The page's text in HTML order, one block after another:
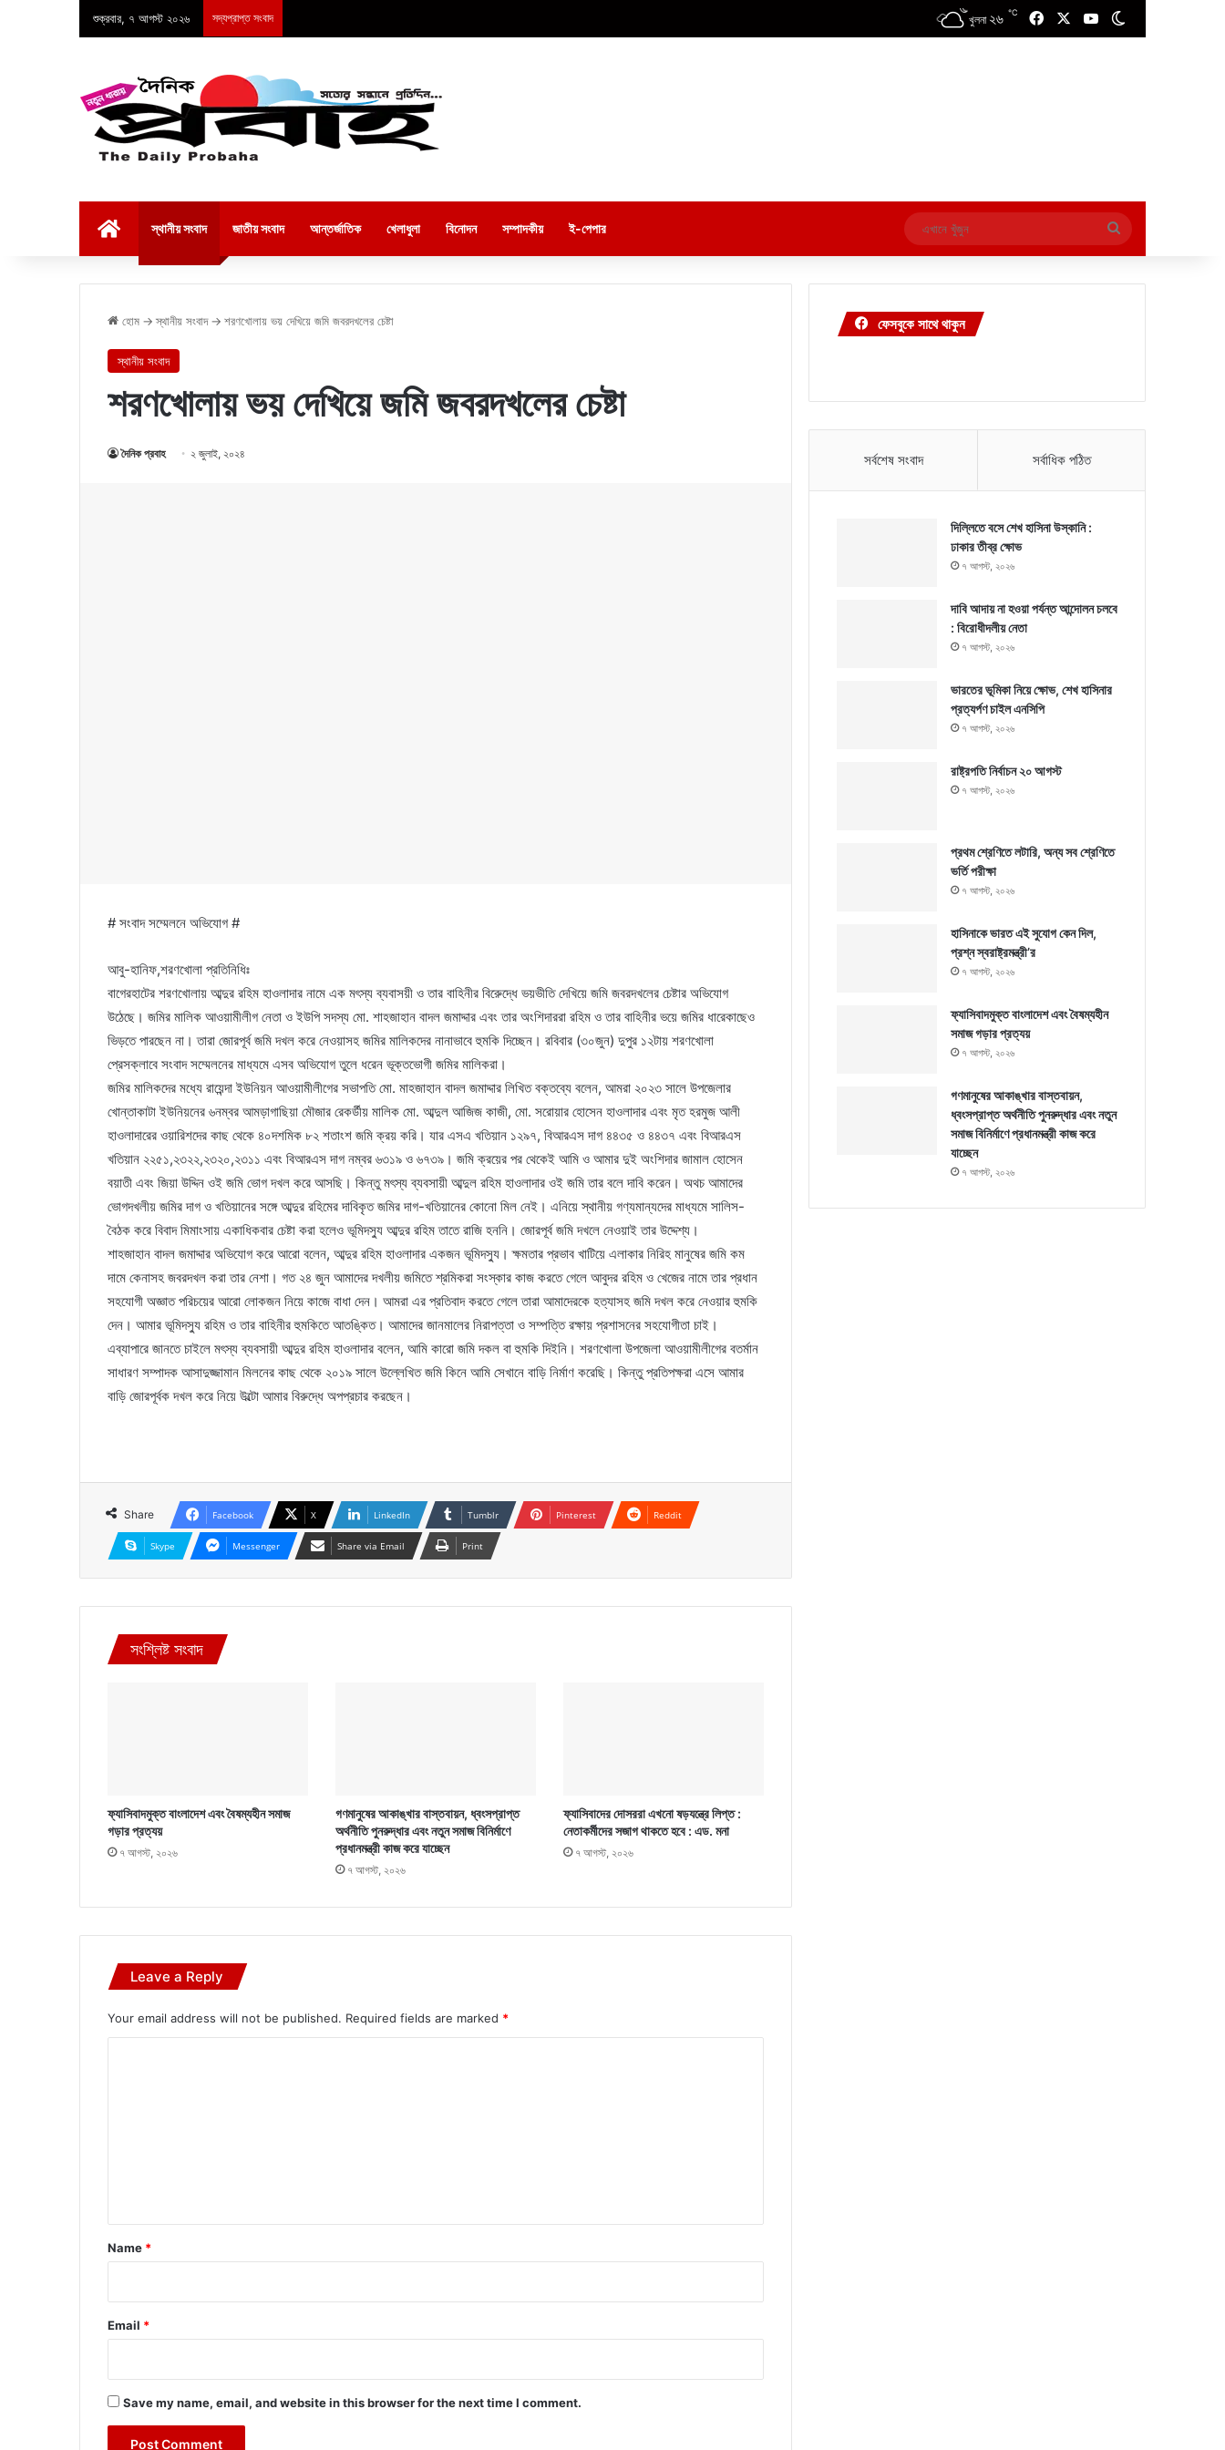
শুক্রবার, ৭ আগস্ট ২০২৬ সদ্যপ্রাপ্ত সংবাদ খুলনা ২৬ ℃ FacebookYouTube
স্থানীয় সংবাদ জাতীয় সংবাদ আন্তর্জাতিক খেলাধুলা বিনোদন সম্পাদকীয় ই-পেপার
এখানে
খুঁজুন
হোম → স্থানীয় সংবাদ → শরণখোলায় ভয় দেখিয়ে জমি জবরদখলের চেষ্টা
স্থানীয় সংবাদ
শরণখোলায় ভয় দেখিয়ে জমি জবরদখলের চেষ্টা
দৈনিক প্রবাহ ২ জুলাই, ২০২৪
# সংবাদ সম্মেলনে অভিযোগ #
আবু-হানিফ,শরণখোলা প্রতিনিধিঃ
বাগেরহাটের শরণখোলায় আব্দুর রহিম হাওলাদার নামে এক মৎস্য ব্যবাসয়ী ও তার বাহিনীর বিরেুদ্ধে ভয়ভীতি দেখিয়ে জমি জবরদখলের চেষ্টার অভিযোগ
উঠেছে। জমির মালিক আওয়ামীলীগ নেতা ও ইউপি সদস্য মো. শাহজাহান বাদল জমাদ্দার এবং তার অংশিদাররা রহিম ও তার বাহিনীর ভয়ে জমির ধারেকাছেও
ভিড়তে পারছেন না। তারা জোরপূর্ব জমি দখল করে নেওয়াসহ জমির মালিকদের নানাভাবে হুমকি দিচ্ছেন। রবিবার (৩০জুন) দুপুর ১২টায় শরণখোলা
প্রেসক্লাবে সংবাদ সম্মেলনের মাধ্যমে এসব অভিযোগ তুলে ধরেন ভূক্তভোগী জমির মালিকরা।
জমির মালিকদের মধ্যে রায়েন্দা ইউনিয়ন আওয়ামীলীগের সভাপতি মো. মাহজাহান বাদল জমাদ্দার লিখিত বক্তব্যে বলেন, আমরা ২০২৩ সালে উপজেলার
খোন্তাকাটা ইউনিয়নের ৬নম্বর আমড়াগাছিয়া মৌজার রেকর্ডীয় মালিক মো. আব্দুল আজিজ কাজী, মো. সরোয়ার হোসেন হাওলাদার এবং মৃত হরমুজ আলী
হাওলাদারের ওয়ারিশদের কাছ থেকে ৪০দশমিক ৮২ শতাংশ জমি ক্রয় করি। যার এসএ খতিয়ান ১২৯৭, বিআরএস দাগ ৪৪৩৫ ও ৪৪৩৭ এবং বিআরএস
খতিয়ান ২২৫১,২৩২২,২৩২০,২৩১১ এবং বিআরএস দাগ নম্বর ৬৩১৯ ও ৬৭৩৯। জমি ক্রয়ের পর থেকেই আমি ও আমার দুই অংশিদার জামাল হোসেন
বয়াতী এবং জিয়া উদ্দিন ওই জমি ভোগ দখল করে আসছি। কিন্তু মৎস্য ব্যবসায়ী আব্দুল রহিম হাওলাদার ওই জমি তার বলে দাবি করেন। অথচ আমাদের
ভোগদখলীয় জমির দাগ ও খতিয়ানের সঙ্গে আব্দুর রহিমের দাবিকৃত জমির দাগ-খতিয়ানের কোনো মিল নেই। এনিয়ে স্থানীয় গণ্যমান্যদের মাধ্যমে সালিস-
বৈঠক করে বিবাদ মিমাংসায় একাধিকবার চেষ্টা করা হলেও ভূমিদস্যু আব্দুর রহিম তাতে রাজি হননি। জোরপূর্ব জমি দখলে নেওয়াই তার উদ্দেশ্য।
শাহজাহান বাদল জমাদ্দার অভিযোগ করে আরো বলেন, আব্দুর রহিম হাওলাদার একজন ভূমিদস্যু। ক্ষমতার প্রভাব খাটিয়ে এলাকার নিরিহ মানুষের জমি কম
দামে কেনাসহ জবরদখল করা তার নেশা। গত ২৪ জুন আমাদের দখলীয় জমিতে শ্রমিকরা সংস্কার কাজ করতে গেলে আবুদর রহিম ও খেজের নামে তার প্রধান
সহযোগী অজ্ঞাত পরিচয়ের আরো লোকজন নিয়ে কাজে বাধা দেন। আমরা এর প্রতিবাদ করতে গেলে তারা আমাদেরকে হত্যাসহ জমি দখল করে নেওয়ার হুমকি
দেন। আমার ভূমিদস্যু রহিম ও তার বাহিনীর হুমকিতে আতঙ্কিত। আমাদের জানমালের নিরাপত্তা ও সম্পত্তি রক্ষায় প্রশাসনের সহযোগীতা চাই।
এব্যাপারে জানতে চাইলে মৎস্য ব্যবসায়ী আব্দুর রহিম হাওলাদার বলেন, আমি কারো জমি দকল বা হুমকি দিইনি। শরণখোলা উপজেলা আওয়ামীলীগের বতর্মান
সাধারণ সম্পাদক আসাদুজ্জামান মিলনের কাছ থেকে ২০১৯ সালে উল্লেখিত জমি কিনে আমি সেখানে বাড়ি নির্মাণ করেছি। কিন্তু প্রতিপক্ষরা এসে আমার
বাড়ি জোরপূর্বক দখল করে নিয়ে উল্টো আমার বিরুদ্ধে অপপ্রচার করছেন।
Share Facebook X LinkedIn Tumblr Pinterest Reddit
Skype Messenger Share via Email Print
সংশ্লিষ্ট সংবাদ
ফ্যাসিবাদমুক্ত বাংলাদেশ এবং বৈষম্যহীন সমাজ
গড়ার প্রত্যয়
৭ আগস্ট, ২০২৬
গণমানুষের আকাঙ্খার বাস্তবায়ন, ধ্বংসপ্রাপ্ত
অর্থনীতি পুনরুদ্ধার এবং নতুন সমাজ বিনির্মাণে
প্রধানমন্ত্রী কাজ করে যাচ্ছেন
৭ আগস্ট, ২০২৬
ফ্যাসিবাদের দোসররা এখনো ষড়যন্ত্রে লিপ্ত :
নেতাকর্মীদের সজাগ থাকতে হবে : এড. মনা
৭ আগস্ট, ২০২৬
Leave a Reply
Your email address will not be published. Required fields are marked *
*
Name *
Email *
Save my name, email, and website in this browser for the next time I comment.
ফেসবুকে সাথে থাকুন
সর্বশেষ সংবাদ সর্বাধিক পঠিত
দিল্লিতে বসে শেখ হাসিনা উস্কানি :
ঢাকার তীব্র ক্ষোভ
৭ আগস্ট, ২০২৬
দাবি আদায় না হওয়া পর্যন্ত আন্দোলন চলবে
: বিরোধীদলীয় নেতা
৭ আগস্ট, ২০২৬
ভারতের ভূমিকা নিয়ে ক্ষোভ, শেখ হাসিনার
প্রত্যর্পণ চাইল এনসিপি
৭ আগস্ট, ২০২৬
রাষ্ট্রপতি নির্বাচন ২০ আগস্ট
৭ আগস্ট, ২০২৬
প্রথম শ্রেণিতে লটারি, অন্য সব শ্রেণিতে
ভর্তি পরীক্ষা
৭ আগস্ট, ২০২৬
হাসিনাকে ভারত এই সুযোগ কেন দিল,
প্রশ্ন স্বরাষ্ট্রমন্ত্রী’র
৭ আগস্ট, ২০২৬
ফ্যাসিবাদমুক্ত বাংলাদেশ এবং বৈষম্যহীন
সমাজ গড়ার প্রত্যয়
৭ আগস্ট, ২০২৬
গণমানুষের আকাঙ্খার বাস্তবায়ন,
ধ্বংসপ্রাপ্ত অর্থনীতি পুনরুদ্ধার এবং নতুন
সমাজ বিনির্মাণে প্রধানমন্ত্রী কাজ করে
যাচ্ছেন
৭ আগস্ট, ২০২৬